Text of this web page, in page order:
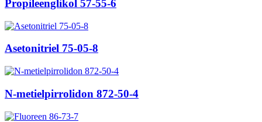
Propileenglikol 57-55-6
Asetonitriel 75-05-8
N-metielpirrolidon 872-50-4